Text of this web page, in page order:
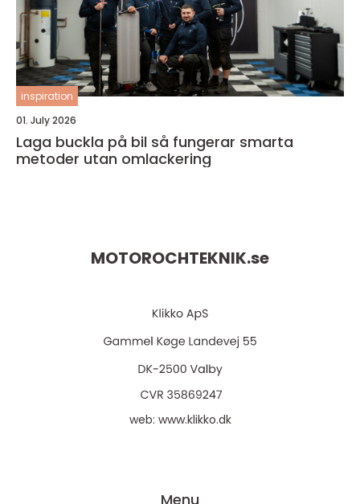
inspiration
01. July 2026
Laga buckla på bil så fungerar smarta
metoder utan omlackering
MOTOROCHTEKNIK.se
web: www.klikko.dk
Menu